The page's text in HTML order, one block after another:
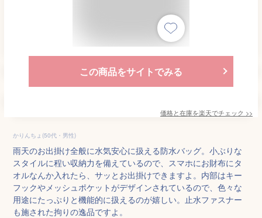
この商品をサイトでみる
価格と在庫を楽天でチェック >>
かりんちょ(50代・男性)
雨天のお出掛け全般に水気安心に扱える防水バッグ。小ぶりな
スタイルに程い収納力を備えているので、スマホにお財布にタ
オルなんか入れたら、サッとお出掛けできますよ。内部はキー
フックやメッシュポケットがデザインされているので、色々な
用途にたっぷりと機能的に扱えるのが嬉しい。止水ファスナー
も施された拘りの逸品ですよ。